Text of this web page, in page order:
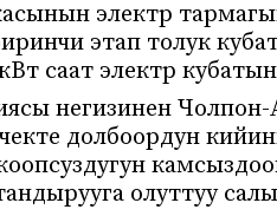
электр
этап толук
саат электр
негизинен
долбоордун
олуттуу